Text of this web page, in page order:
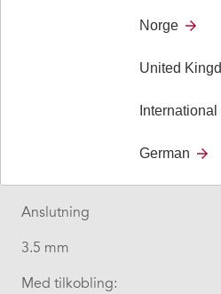
Anslutning
3.5 mm
Med tilkobling:
Norge
United
International
German